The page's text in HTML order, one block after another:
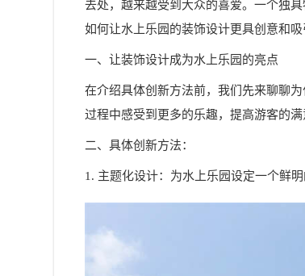
去处，越来越受到大众的喜爱。一个独
如何让水上乐园的装饰设计更具创意和
一、让装饰设计成为水上乐园的亮点
在介绍具体创新方法前，我们先来聊聊
过程中感受到更多的乐趣，提高游客的
二、具体创新方法：
1. 主题化设计：为水上乐园设定一个鲜